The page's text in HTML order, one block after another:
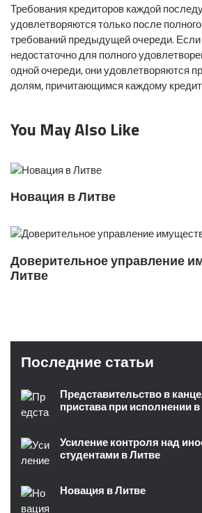
Требования кредиторов каждой
удовлетворяются только после
требований предыдущей очереди.
недостаточно для полного
одной очереди, они удовлетворяются
долям, причитающимся каждому
You May Also Like
Новация в Литве
Доверительное управление
Литве
Последние статьи
Представительство в
пристава при исполнении
Усиление контроля над
студентами в Литве
Новация в Литве